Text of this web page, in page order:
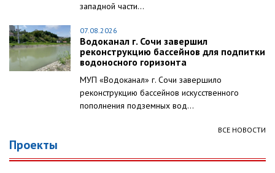
западной части...
07.08.2026
Водоканал г. Сочи завершил
реконструкцию бассейнов для подпитки
водоносного горизонта
МУП «Водоканал» г. Сочи завершило
реконструкцию бассейнов искусственного
пополнения подземных вод...
ВСЕ НОВОСТИ
Проекты